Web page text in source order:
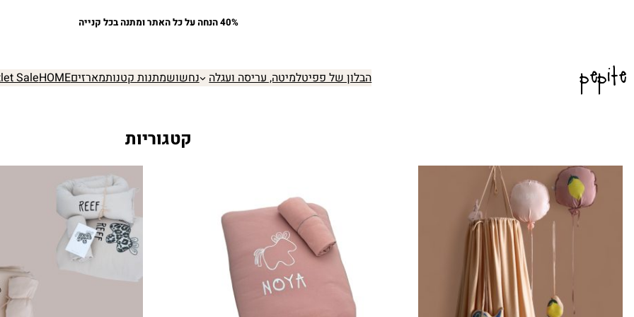
40% הנחה על כל האתר ומתנה בכל קנייה
pepite הבלון של פפיטלמיטה, עריסה ועגלה נחשושמתנות קטנותמארזיםHOME
Sale
קטגוריות